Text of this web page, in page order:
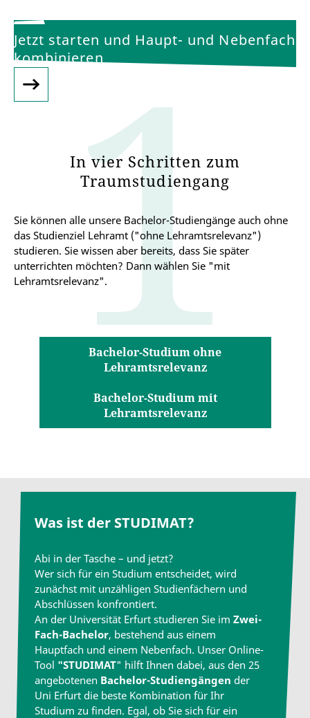
Jetzt starten und Haupt- und Nebenfach
kombinieren1
1
In vier Schritten zum
Traumstudiengang
Sie können alle unsere Bachelor-Studiengänge auch ohne
das Studienziel Lehramt ("ohne Lehramtsrelevanz")
studieren. Sie wissen aber bereits, dass Sie später
unterrichten möchten? Dann wählen Sie "mit
Lehramtsrelevanz".
Bachelor-Studium ohne
Lehramtsrelevanz
Bachelor-Studium mit
Lehramtsrelevanz
Was ist der STUDIMAT?
Abi in der Tasche – und jetzt?
Wer sich für ein Studium entscheidet, wird
zunächst mit unzähligen Studienfächern und
Abschlüssen konfrontiert.
An der Universität Erfurt studieren Sie im Zwei-
Fach-Bachelor, bestehend aus einem
Hauptfach und einem Nebenfach. Unser Online-
Tool "STUDIMAT" hilft Ihnen dabei, aus den 25
angebotenen Bachelor-Studiengängen der
Uni Erfurt die beste Kombination für Ihr
Studium zu finden. Egal, ob Sie sich für ein